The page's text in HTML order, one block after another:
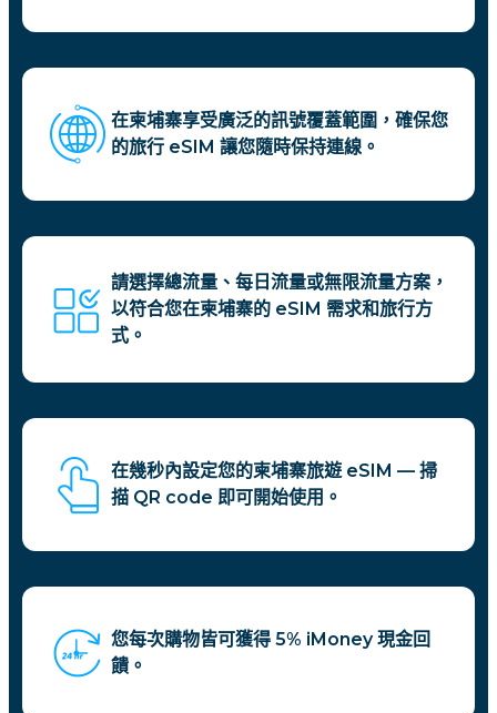
在柬埔寨享受廣泛的訊號覆蓋範圍，確保您
的旅行 eSIM 讓您隨時保持連線。
請選擇總流量、每日流量或無限流量方案，
以符合您在柬埔寨的 eSIM 需求和旅行方
式。
在幾秒內設定您的柬埔寨旅遊 eSIM — 掃
描 QR code 即可開始使用。
您每次購物皆可獲得 5% iMoney 現金回
饋。